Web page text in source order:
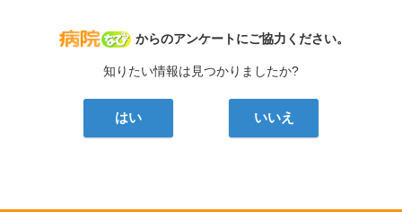
病院なび
からのアンケートにご協力ください。
知りたい情報は見つかりましたか?
はい いいえ